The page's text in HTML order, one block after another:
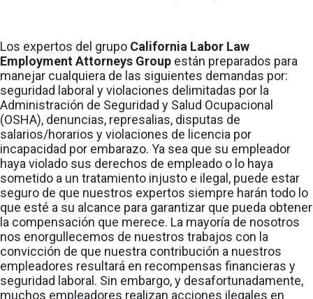
Los expertos del grupo California Labor Law
Employment Attorneys Group están preparados para
manejar cualquiera de las siguientes demandas por:
seguridad laboral y violaciones delimitadas por la
Administración de Seguridad y Salud Ocupacional
(OSHA), denuncias, represalias, disputas de
salarios/horarios y violaciones de licencia por
incapacidad por embarazo. Ya sea que su empleador
haya violado sus derechos de empleado o lo haya
sometido a un tratamiento injusto e ilegal, puede estar
seguro de que nuestros expertos siempre harán todo lo
que esté a su alcance para garantizar que pueda obtener
la compensación que merece. La mayoría de nosotros
nos enorgullecemos de nuestros trabajos con la
convicción de que nuestra contribución a nuestros
empleadores resultará en recompensas financieras y
seguridad laboral. Sin embargo, y desafortunadamente,
muchos empleadores realizan acciones ilegales en